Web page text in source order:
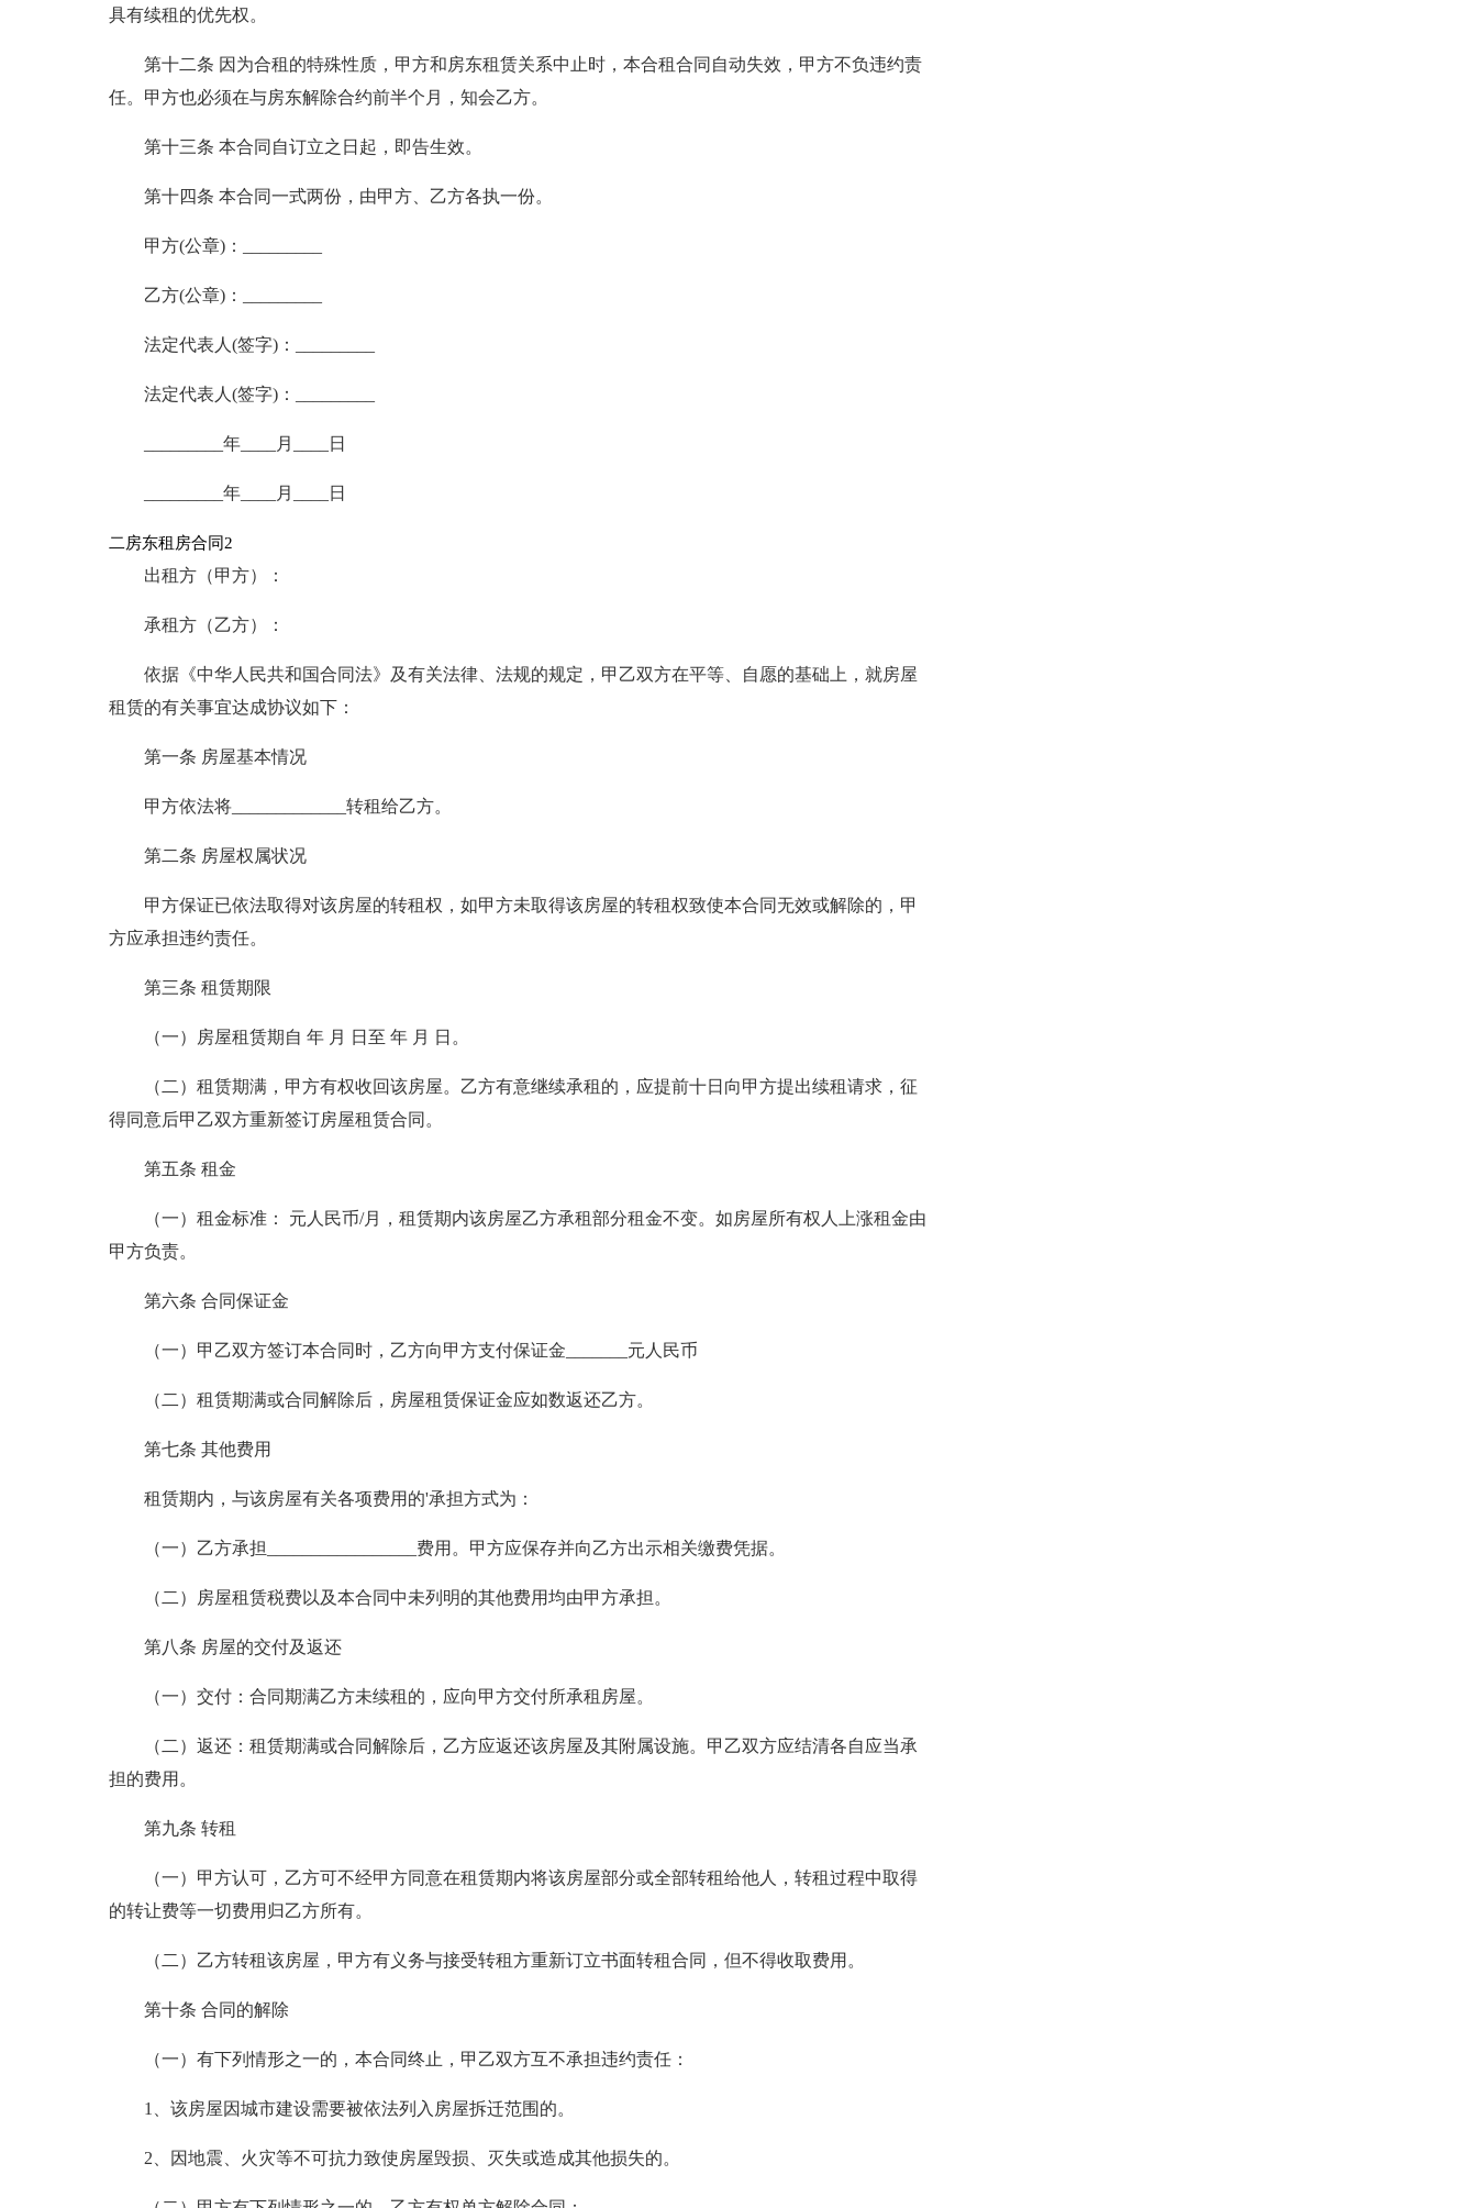
具有续租的优先权。
第十二条 因为合租的特殊性质，甲方和房东租赁关系中止时，本合租合同自动失效，甲方不负违约责
任。甲方也必须在与房东解除合约前半个月，知会乙方。
第十三条 本合同自订立之日起，即告生效。
第十四条 本合同一式两份，由甲方、乙方各执一份。
甲方(公章)：_________
乙方(公章)：_________
法定代表人(签字)：_________
法定代表人(签字)：_________
_________年____月____日
_________年____月____日
二房东租房合同2
出租方（甲方）：
承租方（乙方）：
依据《中华人民共和国合同法》及有关法律、法规的规定，甲乙双方在平等、自愿的基础上，就房屋
租赁的有关事宜达成协议如下：
第一条 房屋基本情况
甲方依法将_____________转租给乙方。
第二条 房屋权属状况
甲方保证已依法取得对该房屋的转租权，如甲方未取得该房屋的转租权致使本合同无效或解除的，甲
方应承担违约责任。
第三条 租赁期限
（一）房屋租赁期自 年 月 日至 年 月 日。
（二）租赁期满，甲方有权收回该房屋。乙方有意继续承租的，应提前十日向甲方提出续租请求，征
得同意后甲乙双方重新签订房屋租赁合同。
第五条 租金
（一）租金标准： 元人民币/月，租赁期内该房屋乙方承租部分租金不变。如房屋所有权人上涨租金由
甲方负责。
第六条 合同保证金
（一）甲乙双方签订本合同时，乙方向甲方支付保证金_______元人民币
（二）租赁期满或合同解除后，房屋租赁保证金应如数返还乙方。
第七条 其他费用
租赁期内，与该房屋有关各项费用的'承担方式为：
（一）乙方承担_________________费用。甲方应保存并向乙方出示相关缴费凭据。
（二）房屋租赁税费以及本合同中未列明的其他费用均由甲方承担。
第八条 房屋的交付及返还
（一）交付：合同期满乙方未续租的，应向甲方交付所承租房屋。
（二）返还：租赁期满或合同解除后，乙方应返还该房屋及其附属设施。甲乙双方应结清各自应当承
担的费用。
第九条 转租
（一）甲方认可，乙方可不经甲方同意在租赁期内将该房屋部分或全部转租给他人，转租过程中取得
的转让费等一切费用归乙方所有。
（二）乙方转租该房屋，甲方有义务与接受转租方重新订立书面转租合同，但不得收取费用。
第十条 合同的解除
（一）有下列情形之一的，本合同终止，甲乙双方互不承担违约责任：
1、该房屋因城市建设需要被依法列入房屋拆迁范围的。
2、因地震、火灾等不可抗力致使房屋毁损、灭失或造成其他损失的。